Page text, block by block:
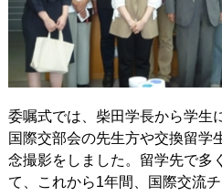
委嘱式では、柴田学長から学生
国際交部会の先生方や交換留学
念撮影をしました。留学先で多
て、これから1年間、国際交流